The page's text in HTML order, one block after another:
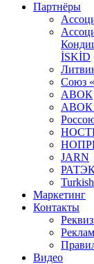
Партнёры
İSKİD
Союз
АВОК
АВОК
JARN
Маркетинг
Контакты
Видео